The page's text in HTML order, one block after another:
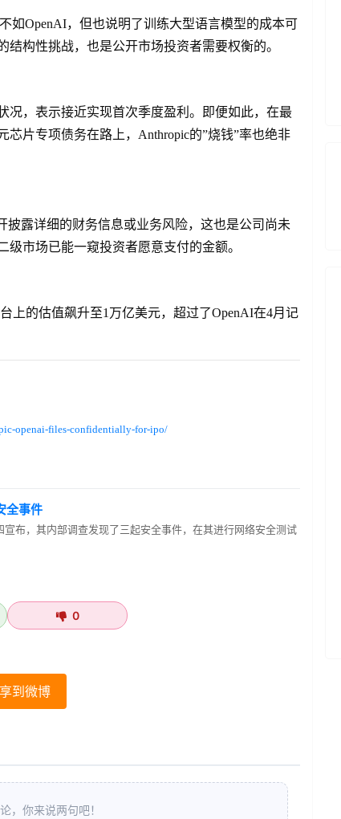
如OpenAI，但也说明了训练大型语言模型的成本可
构性挑战，也是公开市场投资者需要权衡的。
况，表示接近实现首次季度盈利。即便如此，在最
片专项债务在路上，Anthropic的”烧钱”率也绝非
披露详细的财务信息或业务风险，这也是公司尚未
市场已能一窥投资者愿意支付的金额。
上的估值飙升至1万亿美元，超过了OpenAI在4月记
openai-files-confidentially-for-ipo/
全事件
布，其内部调查发现了三起安全事件，在其进行网络安全测试
0
到微博
，你来说两句吧！